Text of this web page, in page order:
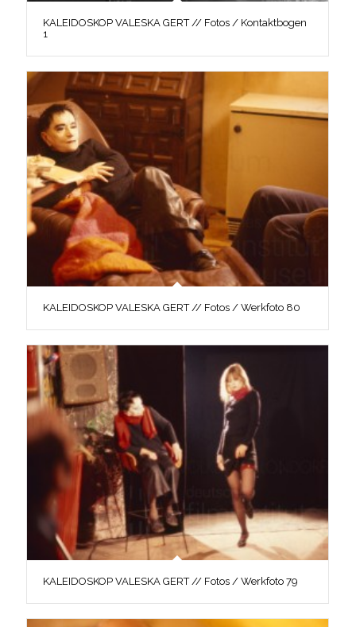
KALEIDOSKOP VALESKA GERT // Fotos / Kontaktbogen
1
KALEIDOSKOP VALESKA GERT // Fotos / Werkfoto 80
KALEIDOSKOP VALESKA GERT // Fotos / Werkfoto 79